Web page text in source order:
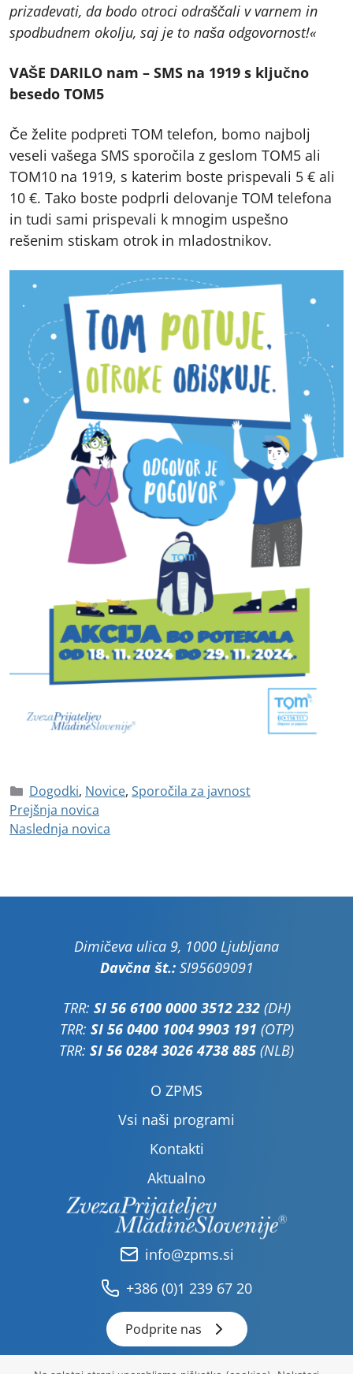
prizadevati, da bodo otroci odraščali v varnem in
spodbudnem okolju, saj je to naša odgovornost!«
VAŠE DARILO nam – SMS na 1919 s ključno
besedo TOM5
Če želite podpreti TOM telefon, bomo najbolj
veseli vašega SMS sporočila z geslom TOM5 ali
TOM10 na 1919, s katerim boste prispevali 5 € ali
10 €. Tako boste podprli delovanje TOM telefona
in tudi sami prispevali k mnogim uspešno
rešenim stiskam otrok in mladostnikov.
Dogodki, Novice, Sporočila za javnost
Prejšnja novica
Naslednja novica
Dimičeva ulica 9, 1000 Ljubljana
Davčna št.:SI95609091
TRR: SI 56 6100 0000 3512 232(DH)
TRR: SI 56 0400 1004 9903 191 (OTP)
TRR: SI 56 0284 3026 4738 885 (NLB)
O ZPMS
Vsi naši programi
Kontakti
Aktualno
info@zpms.si
+386 (0)1 239 67 20
Podprite nas